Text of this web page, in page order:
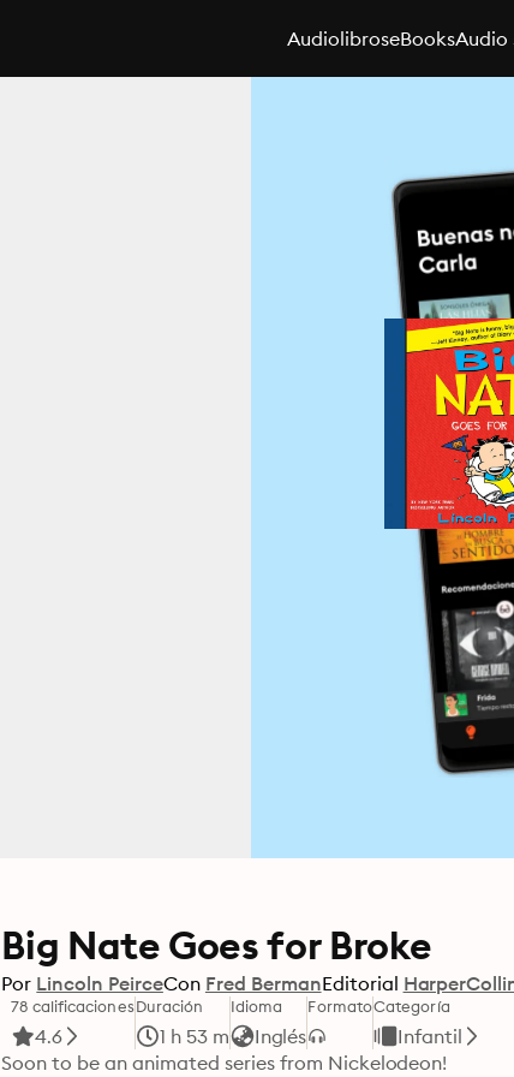
AudiolibroseBooksAudio
Big Nate Goes for Broke
Por Lincoln PeirceCon Fred BermanEditorial
78 calificaciones
4.6
Duración
1 h 53 m
Idioma
Inglés
FormatoCategoría
Infantil
Soon to be an animated series from Nickelodeon!